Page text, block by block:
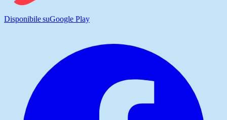
Disponibile suGoogle Play